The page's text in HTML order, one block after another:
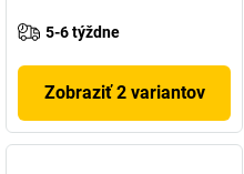
5-6 týždne
Zobraziť 2 variantov